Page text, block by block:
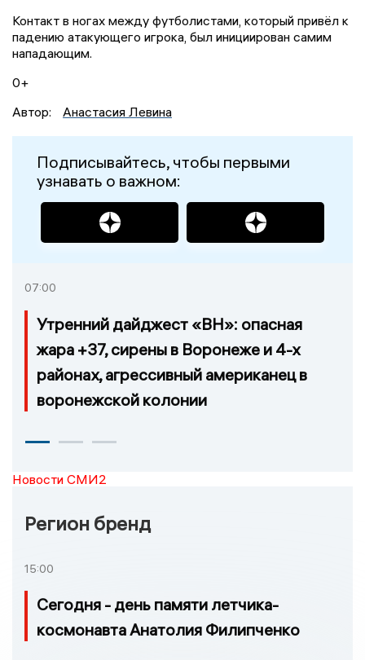
Контакт в ногах между футболистами, который привёл к
падению атакующего игрока, был инициирован самим
нападающим.
0+
Автор:
Анастасия Левина
Подписывайтесь, чтобы первыми
узнавать о важном:
07:00
Утренний дайджест «ВН»: опасная
жара +37, сирены в Воронеже и 4-х
районах, агрессивный американец в
воронежской колонии
Новости СМИ2
Регион бренд
15:00
Сегодня - день памяти летчика-
космонавта Анатолия Филипченко